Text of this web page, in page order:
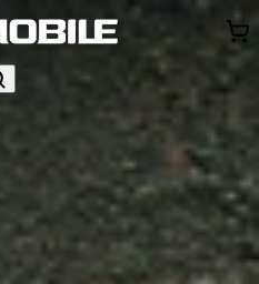
So Sánh Tư vấn
Khuyến
Game Thông báo
Khách